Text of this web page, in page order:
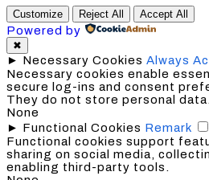
Customize Reject All Accept All
Powered by
✖
► Necessary Cookies Always
Necessary cookies enable
secure log-ins and consent
They do not store personal data.
None
► Functional Cookies Remark
Functional cookies support
sharing on social media,
enabling third-party tools.